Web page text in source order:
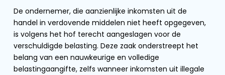
De ondernemer, die aanzienlijke inkomsten uit de
handel in verdovende middelen niet heeft opgegeven,
is volgens het hof terecht aangeslagen voor de
verschuldigde belasting. Deze zaak onderstreept het
belang van een nauwkeurige en volledige
belastingaangifte, zelfs wanneer inkomsten uit illegale